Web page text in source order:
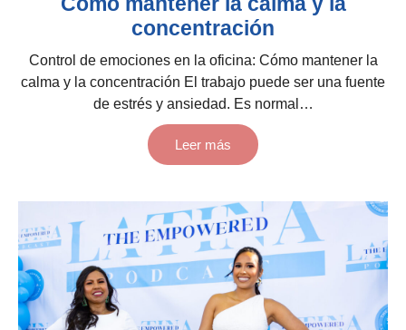
concentración
Control de emociones en la oficina: Cómo mantener la
calma y la concentración El trabajo puede ser una fuente
de estrés y ansiedad. Es normal…
Leer más